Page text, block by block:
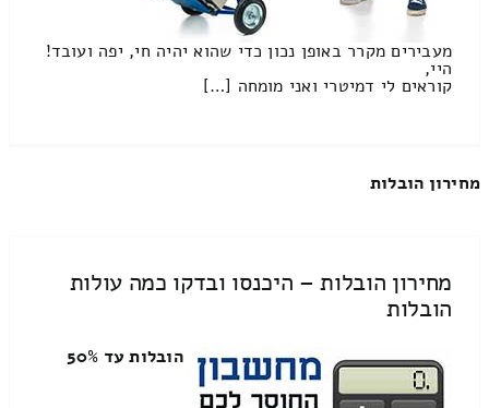
מעבירים מקרר באופן נכון כדי שהוא יהיה חי, יפה ועובד!
היי,
קוראים לי דמיטרי ואני מומחה […]
מחירון הובלות
מחירון הובלות – היכנסו ובדקו כמה עולות
הובלות
הובלות עד 50%